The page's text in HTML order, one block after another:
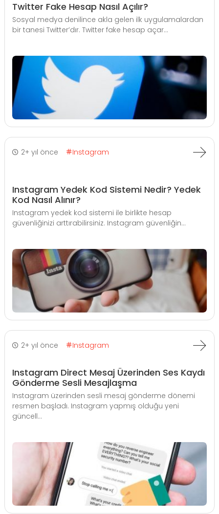
Twitter Fake Hesap Nasıl Açılır?
Sosyal medya denilince akla gelen ilk uygulamalardan
bir tanesi Twitter’dır. Twitter fake hesap açar...
2+ yıl önce Instagram
Instagram Yedek Kod Sistemi Nedir? Yedek
Kod Nasıl Alınır?
Instagram yedek kod sistemi ile birlikte hesap
güvenliğinizi arttırabilirsiniz. Instagram güvenliğin...
2+ yıl önce Instagram
Instagram Direct Mesaj Üzerinden Ses Kaydı
Gönderme Sesli Mesajlaşma
Instagram üzerinden sesli mesaj gönderme dönemi
resmen başladı. Instagram yapmış olduğu yeni
güncell...